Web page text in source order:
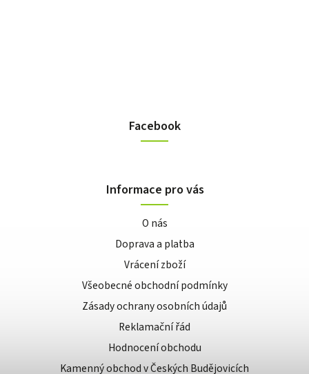
Facebook
Informace pro vás
O nás
Doprava a platba
Vrácení zboží
Všeobecné obchodní podmínky
Zásady ochrany osobních údajů
Reklamační řád
Hodnocení obchodu
Kamenný obchod v Českých Budějovicích